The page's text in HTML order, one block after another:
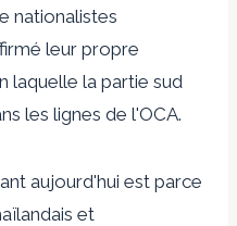
nationalistes
leur propre
laquelle la partie sud
les lignes de l'OCA.
aujourd'hui est parce
et